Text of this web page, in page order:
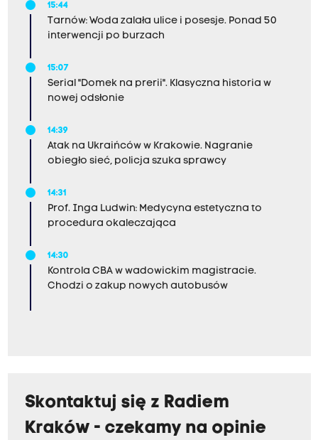
15:44
Tarnów: Woda zalała ulice i posesje. Ponad 50
interwencji po burzach
15:07
Serial "Domek na prerii". Klasyczna historia w
nowej odsłonie
14:39
Atak na Ukraińców w Krakowie. Nagranie
obiegło sieć, policja szuka sprawcy
14:31
Prof. Inga Ludwin: Medycyna estetyczna to
procedura okaleczająca
14:30
Kontrola CBA w wadowickim magistracie.
Chodzi o zakup nowych autobusów
Skontaktuj się z Radiem
Kraków - czekamy na opinie